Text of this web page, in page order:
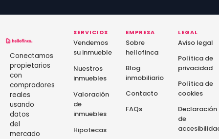
Conectamos
propietarios
con
compradores
reales
usando
datos
del
mercado
SERVICIOS
Vendemos
su inmueble
Nuestros
inmuebles
Valoración
de
inmuebles
Hipotecas
EMPRESA
Sobre
hellofinca
Blog
inmobiliario
Contacto
FAQs
LEGAL
Aviso legal
Política de
privacidad
Política de
cookies
Declaración
de